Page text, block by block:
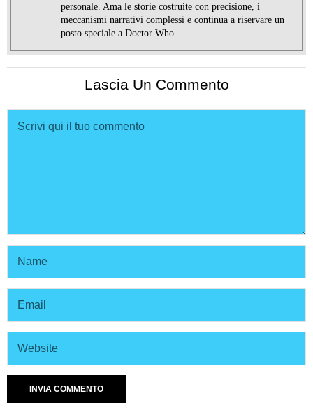
personale. Ama le storie costruite con precisione, i
meccanismi narrativi complessi e continua a riservare un
posto speciale a Doctor Who.
Lascia Un Commento